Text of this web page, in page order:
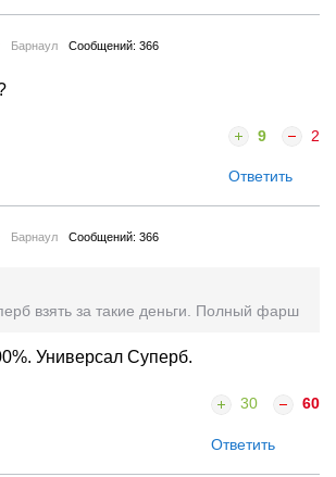
Барнаул Сообщений: 366
9 2
Ответить
Барнаул Сообщений: 366
взять за такие деньги. Полный фарш
Универсал Суперб.
30 60
Ответить